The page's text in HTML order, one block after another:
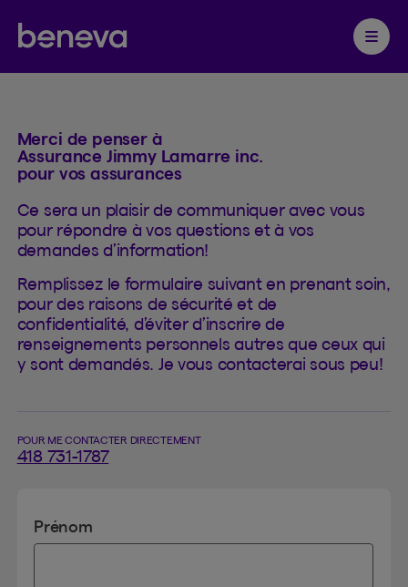
Partenaire Beneva
Ouvrir
Contacter
Merci de penser à
Assurance Jimmy Lamarre inc.
pour vos assurances
Ce sera un plaisir de communiquer avec vous
pour répondre à vos questions et à vos
demandes d’information!
Remplissez le formulaire suivant en prenant soin,
pour des raisons de sécurité et de
confidentialité, d’éviter d’inscrire de
renseignements personnels autres que ceux qui
y sont demandés. Je vous contacterai sous peu!
POUR ME CONTACTER DIRECTEMENT
418 731-1787
Prénom